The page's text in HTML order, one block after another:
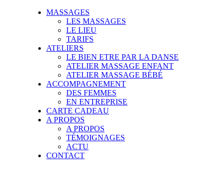
MASSAGES
LES MASSAGES
LE LIEU
TARIFS
ATELIERS
LE BIEN ETRE PAR LA DANSE
ATELIER MASSAGE ENFANT
ATELIER MASSAGE BÉBÉ
ACCOMPAGNEMENT
DES FEMMES
EN ENTREPRISE
CARTE CADEAU
A PROPOS
A PROPOS
TÉMOIGNAGES
ACTU
CONTACT